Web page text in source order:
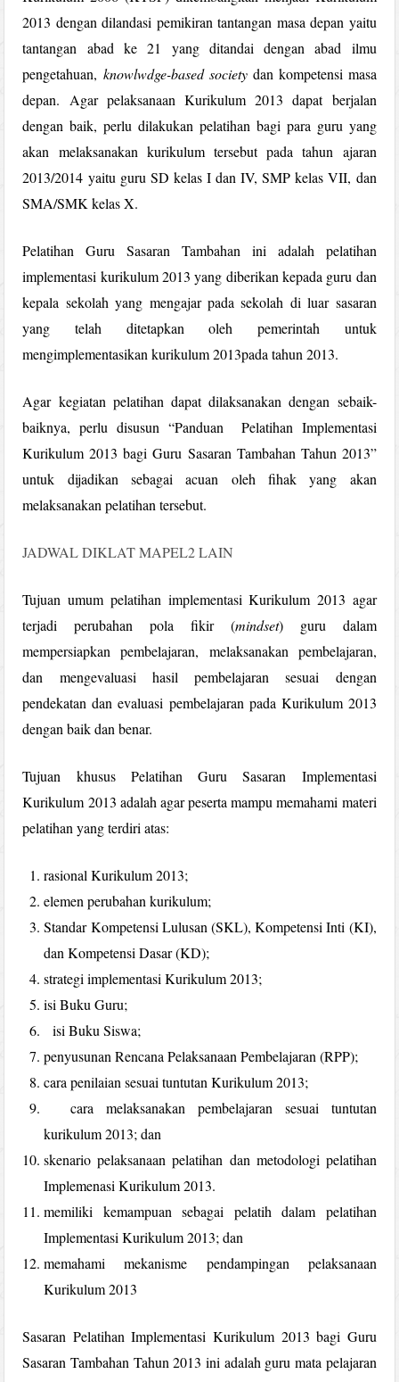
2013 dengan dilandasi pemikiran tantangan masa depan yaitu
tantangan abad ke 21 yang ditandai dengan abad ilmu
pengetahuan, knowlwdge-based societydan kompetensi masa
depan. Agar pelaksanaan Kurikulum 2013 dapat berjalan
dengan baik, perlu dilakukan pelatihan bagi para guru yang
akan melaksanakan kurikulum tersebut pada tahun ajaran
2013/2014 yaitu guru SD kelas I dan IV, SMP kelas VII, dan
SMA/SMK kelas X.
Pelatihan Guru Sasaran Tambahan ini adalah pelatihan
implementasi kurikulum 2013 yang diberikan kepada guru dan
kepala sekolah yang mengajar pada sekolah di luar sasaran
yang telah ditetapkan oleh pemerintah untuk
mengimplementasikan kurikulum 2013pada tahun 2013.
Agar kegiatan pelatihan dapat dilaksanakan dengan sebaik-
baiknya, perlu disusun “Panduan Pelatihan Implementasi
Kurikulum 2013 bagi Guru Sasaran Tambahan Tahun 2013”
untuk dijadikan sebagai acuan oleh fihak yang akan
melaksanakan pelatihan tersebut.
JADWAL DIKLAT MAPEL2 LAIN
Tujuan umum pelatihan implementasi Kurikulum 2013 agar
terjadi perubahan pola fikir (mindset) guru dalam
mempersiapkan pembelajaran, melaksanakan pembelajaran,
dan mengevaluasi hasil pembelajaran sesuai dengan
pendekatan dan evaluasi pembelajaran pada Kurikulum 2013
dengan baik dan benar.
Tujuan khusus Pelatihan Guru Sasaran Implementasi
Kurikulum 2013 adalah agar peserta mampu memahami materi
pelatihan yang terdiri atas:
rasional Kurikulum 2013;
elemen perubahan kurikulum;
Standar Kompetensi Lulusan (SKL), Kompetensi Inti (KI),
dan Kompetensi Dasar (KD);
strategi implementasi Kurikulum 2013;
isi Buku Guru;
isi Buku Siswa;
penyusunan Rencana Pelaksanaan Pembelajaran (RPP);
cara penilaian sesuai tuntutan Kurikulum 2013;
cara melaksanakan pembelajaran sesuai tuntutan
kurikulum 2013; dan
skenario pelaksanaan pelatihan dan metodologi pelatihan
Implemenasi Kurikulum 2013.
memiliki kemampuan sebagai pelatih dalam pelatihan
Implementasi Kurikulum 2013; dan
memahami mekanisme pendampingan pelaksanaan
Kurikulum 2013
Sasaran Pelatihan Implementasi Kurikulum 2013 bagi Guru
Sasaran Tambahan Tahun 2013 ini adalah guru mata pelajaran